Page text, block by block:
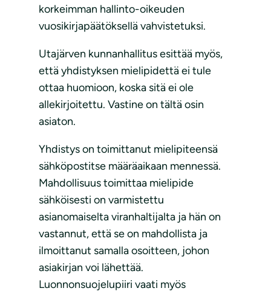
korkeimman hallinto-oikeuden
vuosikirjapäätöksellä vahvistetuksi.
Utajärven kunnanhallitus esittää myös,
että yhdistyksen mielipidettä ei tule
ottaa huomioon, koska sitä ei ole
allekirjoitettu. Vastine on tältä osin
asiaton.
Yhdistys on toimittanut mielipiteensä
sähköpostitse määräaikaan mennessä.
Mahdollisuus toimittaa mielipide
sähköisesti on varmistettu
asianomaiselta viranhaltijalta ja hän on
vastannut, että se on mahdollista ja
ilmoittanut samalla osoitteen, johon
asiakirjan voi lähettää.
Luonnonsuojelupiiri vaati myös